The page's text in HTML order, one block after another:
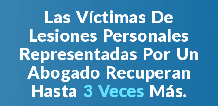
Las Víctimas De
Lesiones Personales
Representadas Por Un
Abogado Recuperan
Hasta 3 Veces Más.